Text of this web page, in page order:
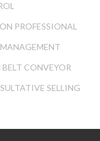
PROFESSIONAL
CONVEYOR
SELLING